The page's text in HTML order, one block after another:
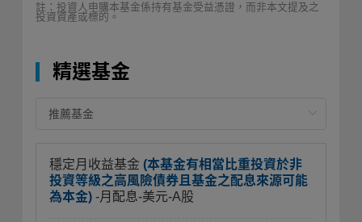
註：投資人申購本基金係持有基金受益憑證，而非本文提及之
投資資產或標的。
精選基金
穩定月收益基金 (本基金有相當比重投資於非
投資等級之高風險債券且基金之配息來源可能
為本金) -月配息-美元-A股